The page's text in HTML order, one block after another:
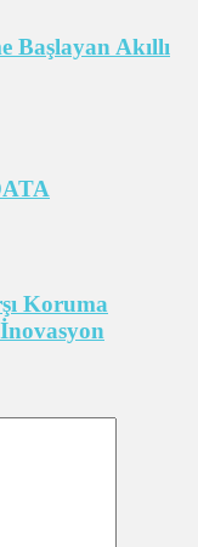
Başlayan Akıllı
Koruma